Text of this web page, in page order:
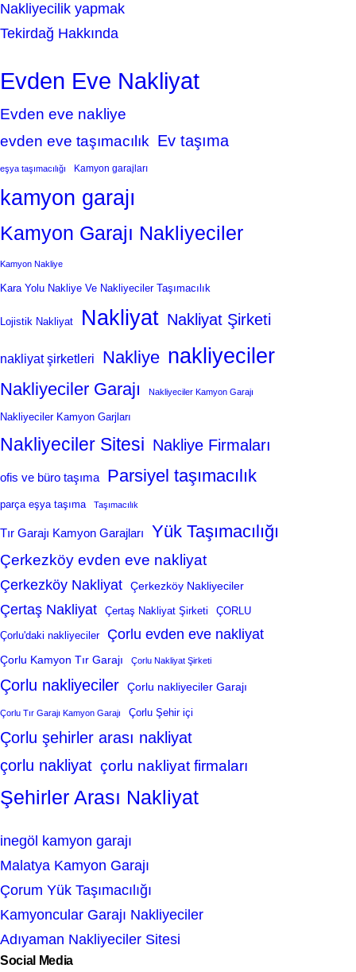
Nakliyecilik yapmak
Tekirdağ Hakkında
Evden Eve Nakliyat
Evden eve nakliye
evden eve taşımacılık Ev taşıma
eşya taşımacılığı Kamyon garajları
kamyon garajı
Kamyon Garajı Nakliyeciler
Kamyon Nakliye
Kara Yolu Nakliye Ve Nakliyeciler Taşımacılık
Lojistik Nakliyat Nakliyat Nakliyat Şirketi
nakliyat şirketleri Nakliye nakliyeciler
Nakliyeciler Garajı Nakliyeciler Kamyon Garajı
Nakliyeciler Kamyon Garjları
Nakliyeciler Sitesi Nakliye Firmaları
ofis ve büro taşıma Parsiyel taşımacılık
parça eşya taşıma Taşımacılık
Tır Garajı Kamyon Garajları Yük Taşımacılığı
Çerkezköy evden eve nakliyat
Çerkezköy Nakliyat Çerkezköy Nakliyeciler
Çertaş Nakliyat Çertaş Nakliyat Şirketi ÇORLU
Çorlu'daki nakliyeciler Çorlu evden eve nakliyat
Çorlu Kamyon Tır Garajı Çorlu Nakliyat Şirketi
Çorlu nakliyeciler Çorlu nakliyeciler Garajı
Çorlu Tır Garajı Kamyon Garajı Çorlu Şehir içi
Çorlu şehirler arası nakliyat
çorlu nakliyat çorlu nakliyat firmaları
Şehirler Arası Nakliyat
inegöl kamyon garajı
Malatya Kamyon Garajı
Çorum Yük Taşımacılığı
Kamyoncular Garajı Nakliyeciler
Adıyaman Nakliyeciler Sitesi
Social Media